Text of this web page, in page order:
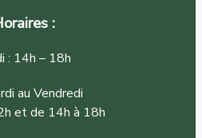
:
: 14h – 18h
au Vendredi
et de 14h à 18h